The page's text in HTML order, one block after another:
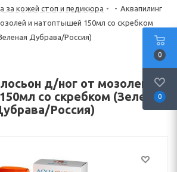
за кожей стоп и педикюра
- Аквапилинг
и натоптышей 150мл со скребком
Дубрава/Россия)
д/ног от мозолей и
со скребком (Зеленая
Россия)
0
0